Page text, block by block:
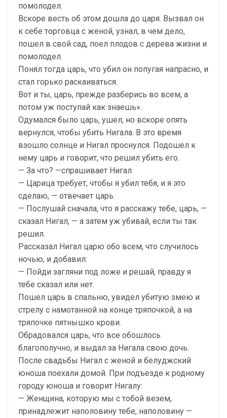
помолодел.
Вскоре весть об этом дошла до царя. Вызвал он
к себе торговца с женой, узнал, в чем дело,
пошел в свой сад, поел плодов с дерева жизни и
помолодел.
Понял тогда царь, что убил он попугая напрасно, и
стал горько раскаиваться.
Вот и ты, царь, прежде разберись во всем, а
потом уж поступай как знаешь».
Одумался было царь, ушел, но вскоре опять
вернулся, чтобы убить Нигала. В это время
взошло солнце и Нигал проснулся. Подошел к
нему царь и говорит, что решил убить его.
— За что? —спрашивает Нигал.
— Царица требует, чтобы я убил тебя, и я это
сделаю, — отвечает царь.
— Послушай сначала, что я расскажу тебе, царь, —
сказал Нигал, — а затем уж убивай, если ты так
решил.
Рассказал Нигал царю обо всем, что случилось
ночью, и добавил:
— Пойди загляни под ложе и решай, правду я
тебе сказал или нет.
Пошел царь в спальню, увидел убитую змею и
стрелу с намотанной на конце тряпочкой, а на
тряпочке пятнышко крови.
Обрадовался царь, что все обошлось
благополучно, и выдал за Нигала свою дочь.
После свадьбы Нигал с женой и белуджский
юноша поехали домой. При подъезде к родному
городу юноша и говорит Нигалу:
— Женщина, которую мы с тобой везем,
принадлежит наполовину тебе, наполовину —